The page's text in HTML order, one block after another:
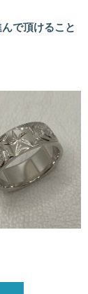
で頂けること